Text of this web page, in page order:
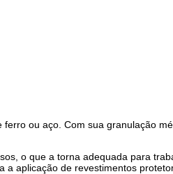
ou aço. Com sua granulação
o que a torna adequada para
aplicação de revestimentos